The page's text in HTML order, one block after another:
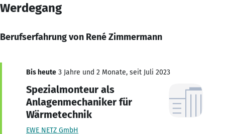
Werdegang
Berufserfahrung von René Zimmermann
Bis heute 3 Jahre und 2 Monate, seit Juli 2023
Spezialmonteur als
Anlagenmechaniker für
Wärmetechnik
EWE NETZ GmbH